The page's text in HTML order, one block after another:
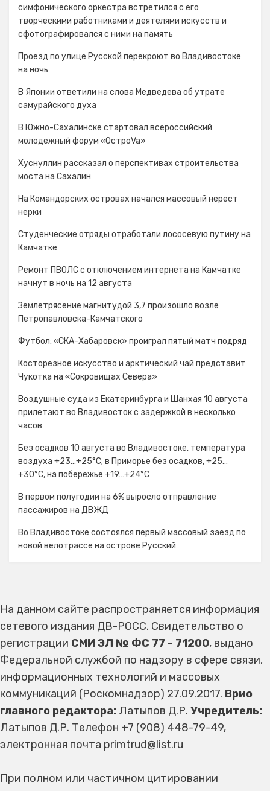
симфонического оркестра встретился с его
творческими работниками и деятелями искусств и
сфотографировался с ними на память
Проезд по улице Русской перекроют во Владивостоке
на ночь
В Японии ответили на слова Медведева об утрате
самурайского духа
В Южно-Сахалинске стартовал всероссийский
молодежный форум «ОстроVa»
Хуснуллин рассказал о перспективах строительства
моста на Сахалин
На Командорских островах начался массовый нерест
нерки
Студенческие отряды отработали лососевую путину на
Камчатке
Ремонт ПВОЛС с отключением интернета на Камчатке
начнут в ночь на 12 августа
Землетрясение магнитудой 3,7 произошло возле
Петропавловска-Камчатского
Футбол: «СКА-Хабаровск» проиграл пятый матч подряд
Косторезное искусство и арктический чай представит
Чукотка на «Сокровищах Севера»
Воздушные суда из Екатеринбурга и Шанхая 10 августа
прилетают во Владивосток с задержкой в несколько
часов
Без осадков 10 августа во Владивостоке, температура
воздуха +23…+25°С; в Приморье без осадков, +25…
+30°C, на побережье +19…+24°C
В первом полугодии на 6% выросло отправление
пассажиров на ДВЖД
Во Владивостоке состоялся первый массовый заезд по
новой велотрассе на острове Русский
На данном сайте распространяется информация
сетевого издания ДВ-РОСС. Свидетельство о
регистрации СМИ ЭЛ № ФС 77 - 71200, выдано
Федеральной службой по надзору в сфере связи,
информационных технологий и массовых
коммуникаций (Роскомнадзор) 27.09.2017. Врио
главного редактора: Латыпов Д.Р. Учредитель:
Латыпов Д.Р. Телефон +7 (908) 448-79-49,
электронная почта primtrud@list.ru
При полном или частичном цитировании